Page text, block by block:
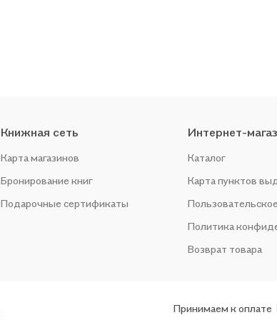
Книжная сеть
Карта магазинов
Бронирование книг
Подарочные сертификаты
Интернет-
Каталог
Карта пунктов
Политика
Возврат товара
Принимаем к оплате